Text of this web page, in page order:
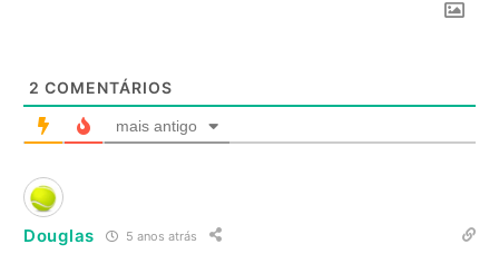
2 COMENTÁRIOS
mais antigo
Douglas 5 anos atrás